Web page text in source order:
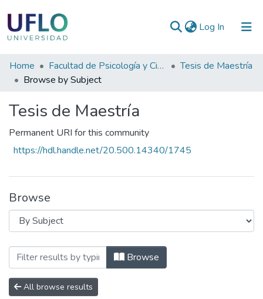
Log In (current)
Communities
&
All of RIUFLO
Home Facultad de Psicología y Ciencias Sociales
Tesis de Maestría
Browse by Subject
Tesis de Maestría
Permanent URI for this community
https://hdl.handle.net/20.500.14340/1745
Browse
Browsing Tesis de Maestría by Subject
Browse
All browse results